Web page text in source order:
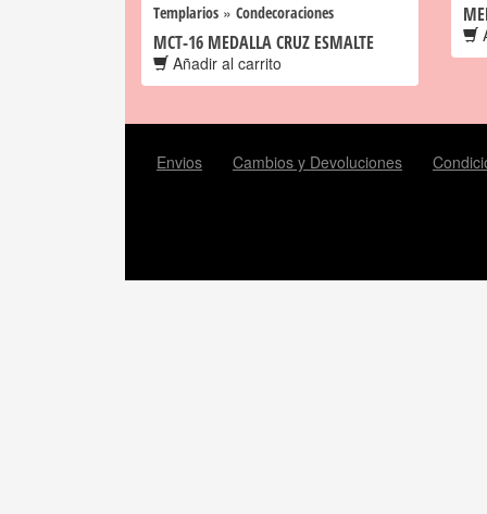
Templarios » Condecoraciones
MCT-16 MEDALLA CRUZ ESMALTE
Añadir al carrito
Envios Cambios y Devoluciones